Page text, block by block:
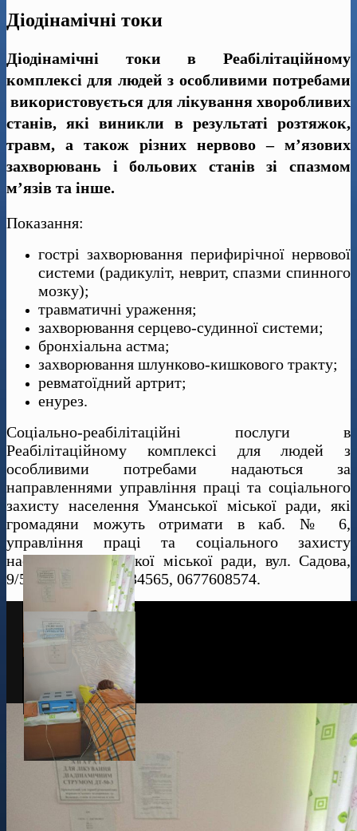
Діодінамічні токи
Діодінамічні токи в Реабілітаційному
комплексі для людей з особливими потребами
використовується для лікування хворобливих
станів, які виникли в результаті розтяжок,
травм, а також різних нервово – м’язових
захворювань і больових станів зі спазмом
м’язів та інше.
Показання:
гострі захворювання перифирічної нервової
системи (радикуліт, неврит, спазми спинного
мозку);
травматичні ураження;
захворювання серцево-судинної системи;
бронхіальна астма;
захворювання шлунково-кишкового тракту;
ревматоїдний артрит;
енурез.
Соціально-реабілітаційні послуги в
Реабілітаційному комплексі для людей з
особливими потребами надаються за
направленнями управління праці та соціального
захисту населення Уманської міської ради, які
громадяни можуть отримати в каб. № 6,
управління праці та соціального захисту
населення Уманської міської ради, вул. Садова,
9/5, тел.: (04744) 34565, 0677608574.